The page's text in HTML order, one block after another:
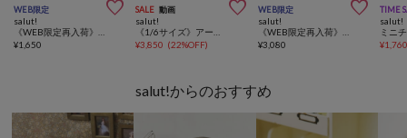
WEB限定 
salut!
¥1,650
SALE 動画 
salut!
¥3,850 (22%OFF)
WEB限定 
salut!
¥3,080
TIME
salut!
¥
salut!からのおすすめ